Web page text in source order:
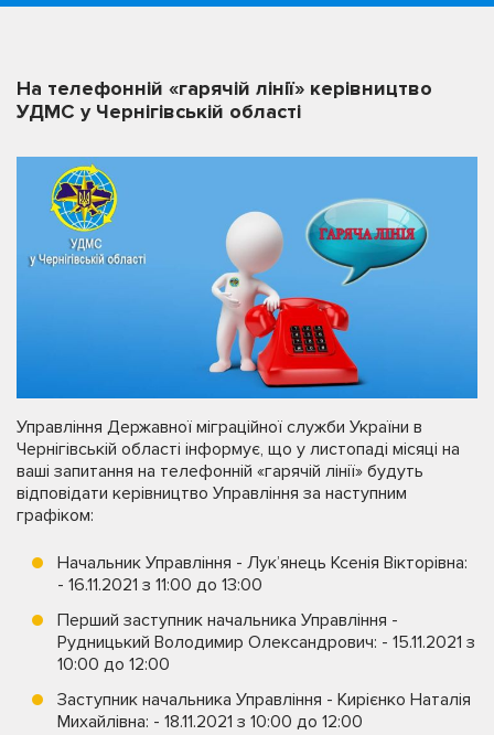
На телефонній «гарячій лінії» керівництво
УДМС у Чернігівській області
Управління Державної міграційної служби України в
Чернігівській області інформує, що у листопаді місяці на
ваші запитання на телефонній «гарячій лінії» будуть
відповідати керівництво Управління за наступним
графіком:
Начальник Управління - Лук’янець Ксенія Вікторівна:
- 16.11.2021 з 11:00 до 13:00
Перший заступник начальника Управління -
Рудницький Володимир Олександрович: - 15.11.2021 з
10:00 до 12:00
Заступник начальника Управління - Кирієнко Наталія
Михайлівна: - 18.11.2021 з 10:00 до 12:00